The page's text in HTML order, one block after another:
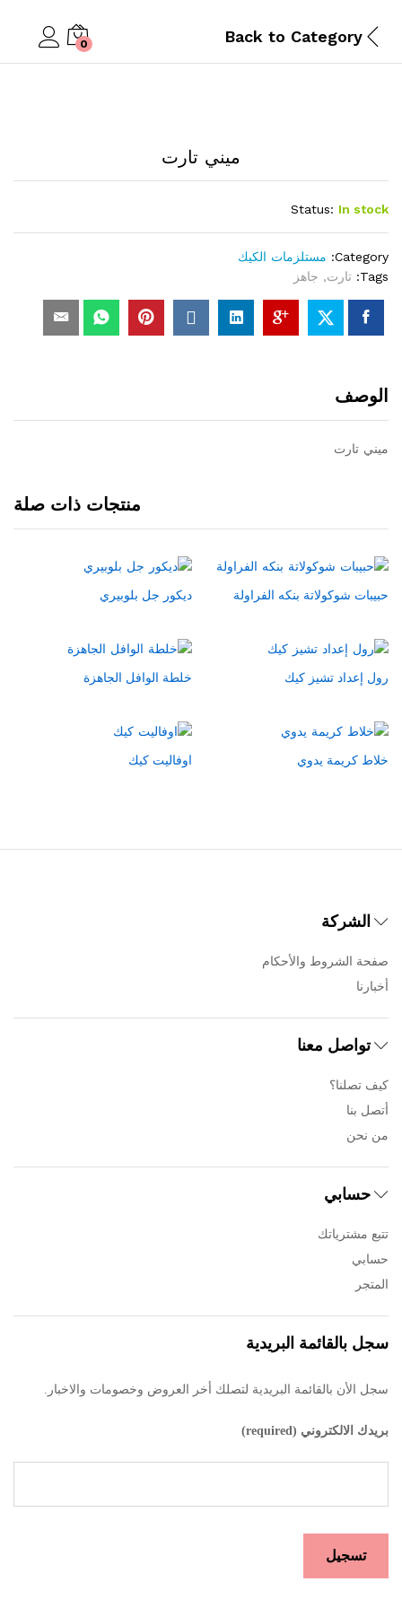
Back to Category
0
ميني تارت
Status: In stock
Category:
مستلزمات الكيك
Tags:
تارت, جاهز
الوصف
ميني تارت
منتجات ذات صلة
حبيبات شوكولاتة بنكه الفراولة ديكور جل بلوبيري
رول إعداد تشيز كيك خلطة الوافل الجاهزة
خلاط كريمة يدوي اوفاليت كيك
الشركة
صفحة الشروط والأحكام
أخبارنا
تواصل معنا
كيف تصلنا؟
أتصل بنا
من نحن
حسابي
تتبع مشترياتك
حسابي
المتجر
سجل بالقائمة البريدية
سجل الأن بالقائمة البريدية لتصلك أخر العروض وخصومات والاخبار.
بريدك الالكتروني (required)